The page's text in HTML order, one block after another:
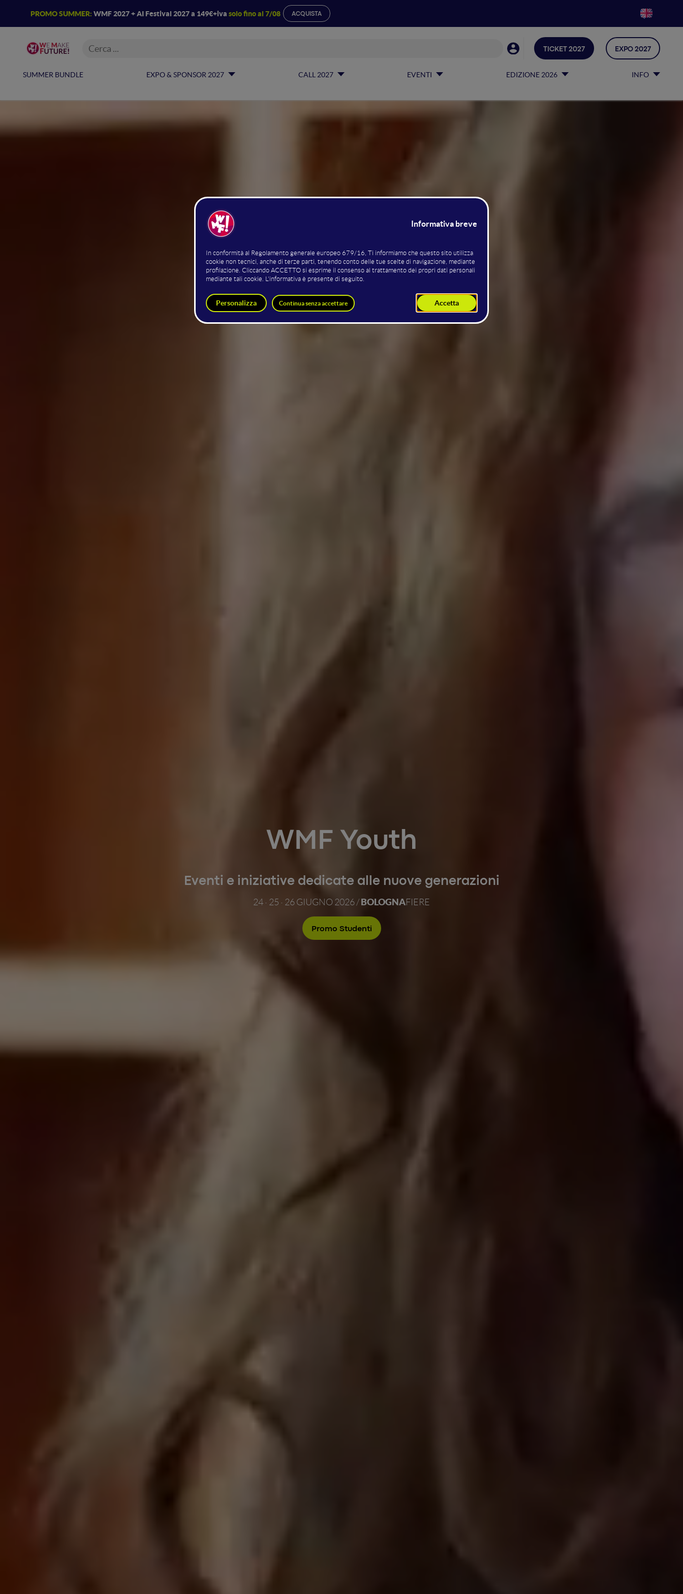
PROMO SUMMER: WMF 2027 + AI Festival 2027 a 149€+iva solo fino al 7/08 ACQUISTA
SUMMER BUNDLE EXPO & SPONSOR 2027 CALL 2027 EVENTI EDIZIONE 2026 INFO
TICKET 2027 EXPO 2027
WMF Youth
Eventi e iniziative dedicate alle nuove generazioni
24 · 25 · 26 GIUGNO 2026 / BOLOGNAFIERE
Promo Studenti